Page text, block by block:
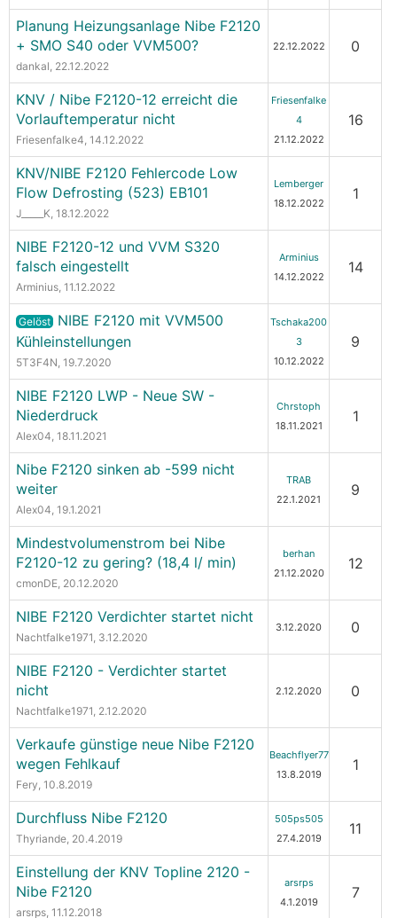
Planung Heizungsanlage Nibe F2120
+ SMO S40 oder VVM500?
dankal, 22.12.2022
22.12.2022 0
KNV / Nibe F2120-12 erreicht die
Vorlauftemperatur nicht
Friesenfalke4, 14.12.2022
Friesenfalke
4
21.12.2022
16
KNV/NIBE F2120 Fehlercode Low
Flow Defrosting (523) EB101
J_____K, 18.12.2022
Lemberger
18.12.2022
1
NIBE F2120-12 und VVM S320
falsch eingestellt
Arminius, 11.12.2022
Arminius
14.12.2022
14
Gelöst NIBE F2120 mit VVM500
Kühleinstellungen
5T3F4N, 19.7.2020
Tschaka200
3
10.12.2022
9
NIBE F2120 LWP - Neue SW -
Niederdruck
Alex04, 18.11.2021
Chrstoph
18.11.2021
1
Nibe F2120 sinken ab -599 nicht
weiter
Alex04, 19.1.2021
TRAB
22.1.2021
9
Mindestvolumenstrom bei Nibe
F2120-12 zu gering? (18,4 l/ min)
cmonDE, 20.12.2020
berhan
21.12.2020
12
NIBE F2120 Verdichter startet nicht
Nachtfalke1971, 3.12.2020
3.12.2020 0
NIBE F2120 - Verdichter startet
nicht
Nachtfalke1971, 2.12.2020
2.12.2020 0
Verkaufe günstige neue Nibe F2120
wegen Fehlkauf
Fery, 10.8.2019
Beachflyer77
13.8.2019
1
Durchfluss Nibe F2120
Thyriande, 20.4.2019
505ps505
27.4.2019
11
Einstellung der KNV Topline 2120 -
Nibe F2120
arsrps, 11.12.2018
arsrps
4.1.2019
7